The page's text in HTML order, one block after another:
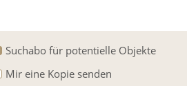
Suchabo für potentielle Objekte
Mir eine Kopie senden